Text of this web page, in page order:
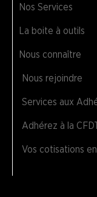
Nos Services
La boite à outils
Nous connaître
Nous rejoindre
Services aux
Adhérez à la
Vos cotisations